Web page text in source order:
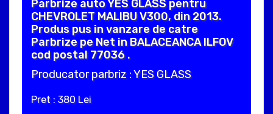
Parbrize auto YES GLASS pentru
CHEVROLET MALIBU V300, din 2013.
Produs pus in vanzare de catre
Parbrize pe Net in BALACEANCA ILFOV
cod postal 77036 .
Producator parbriz : YES GLASS
Pret : 380 Lei